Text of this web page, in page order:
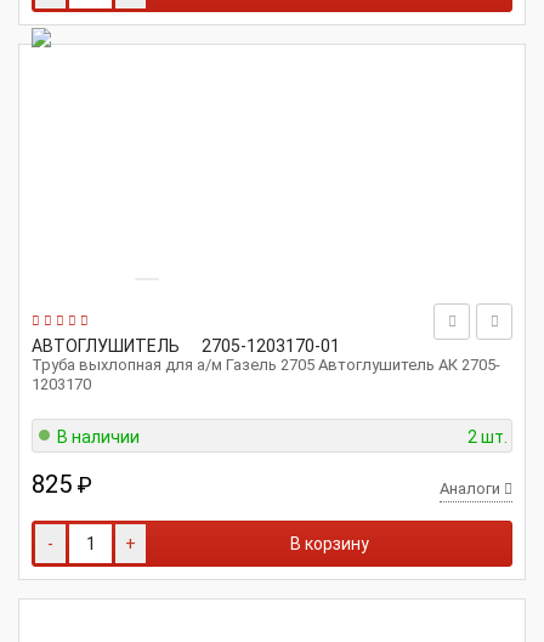
АВТОГЛУШИТЕЛЬ 2705-1203170-01
Труба выхлопная для а/м Газель 2705 Автоглушитель АК 2705-
1203170
В наличии 2 шт.
825 ₽ Аналоги
- + В корзину